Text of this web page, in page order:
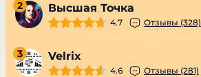
2 Высшая Точка
4.7 Отзывы (328)
3 Velrix
4.6 Отзывы (281)